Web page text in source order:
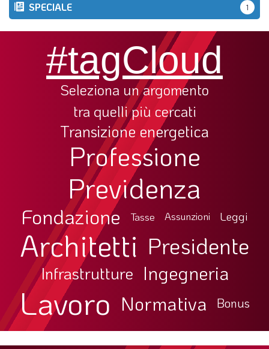
SPECIALE 1
#tagCloud
Seleziona un argomento
tra quelli più cercati
Transizione energetica
Professione
Previdenza
Fondazione Tasse Assunzioni Leggi
Architetti Presidente
Infrastrutture Ingegneria
Lavoro Normativa Bonus